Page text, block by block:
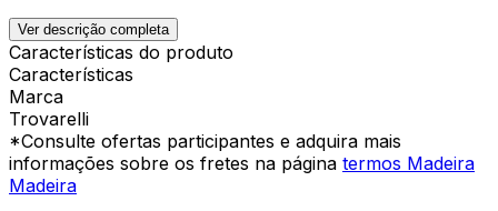
Ver descrição completa
Características do produto
Características
Marca
Trovarelli
*Consulte ofertas participantes e adquira mais
informações sobre os fretes na página termos Madeira
Madeira